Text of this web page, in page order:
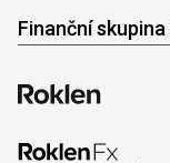
Finanční skupina